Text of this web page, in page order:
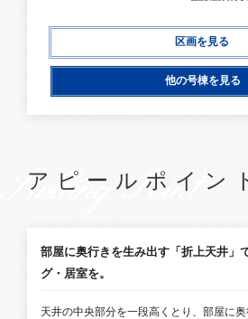
区画を見る
他の号棟を見る
8号棟
13号棟
17号棟
アピールポイン
部屋に奥行きを生み出す「折上天井」
グ・居室を。
天井の中央部分を一段高くとり、部屋に